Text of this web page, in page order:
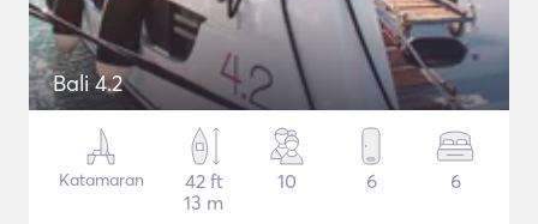
Bali 4.2
Katamaran
42 ft
13 m
10 6 6